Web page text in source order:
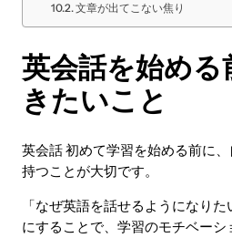
文章が出てこない焦り
英会話を始め
きたいこと
英会話 初めて学習を始める前に
持つことが大切です。
「なぜ英語を話せるようになり
にすることで、学習のモチベーシ